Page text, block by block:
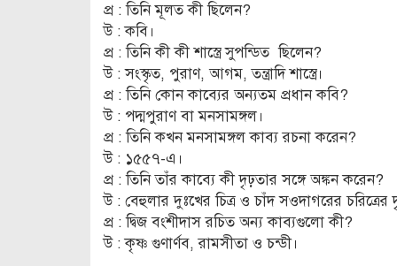
প্র : তিনি মূলত কী ছিলেন?
উ : কবি।
প্র : তিনি কী কী শাস্ত্রে সুপন্ডিত ছিলেন?
উ : সংস্কৃত, পুরাণ, আগম, তন্ত্রাদি শাস্ত্রে।
প্র : তিনি কোন কাব্যের অন্যতম প্রধান কবি?
উ : পদ্মপুরাণ বা মনসামঙ্গল।
প্র : তিনি কখন মনসামঙ্গল কাব্য রচনা করেন?
উ : ১৫৫৭-এ।
প্র : তিনি তাঁর কাব্যে কী দৃঢ়তার সঙ্গে অঙ্কন করেন?
উ : বেহুলার দুঃখের চিত্র ও চাঁদ সওদাগরের চরিত্রের
প্র : দ্বিজ বংশীদাস রচিত অন্য কাব্যগুলো কী?
উ : কৃষ্ণ গুণার্ণব, রামসীতা ও চন্ডী।